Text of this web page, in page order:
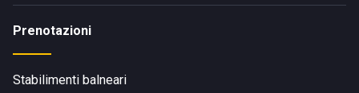
Prenotazioni
Stabilimenti balneari